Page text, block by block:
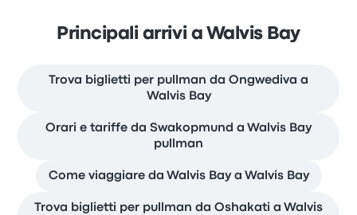
Principali arrivi a Walvis Bay
Trova biglietti per pullman da Ongwediva a
Walvis Bay
Orari e tariffe da Swakopmund a Walvis Bay
pullman
Come viaggiare da Walvis Bay a Walvis Bay
Trova biglietti per pullman da Oshakati a Walvis